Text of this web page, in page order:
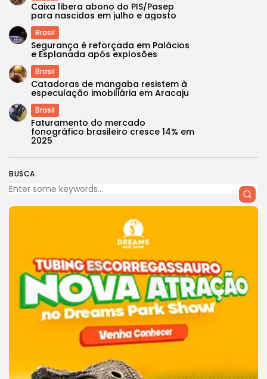
BUSCA
Caixa libera abono do PIS/Pasep
para nascidos em julho e agosto
Brasil
Segurança é reforçada em Palácios
e Esplanada após explosões
Brasil
Catadoras de mangaba resistem à
especulação imobiliária em Aracaju
Brasil
Faturamento do mercado
fonográfico brasileiro cresce 14% em
2025